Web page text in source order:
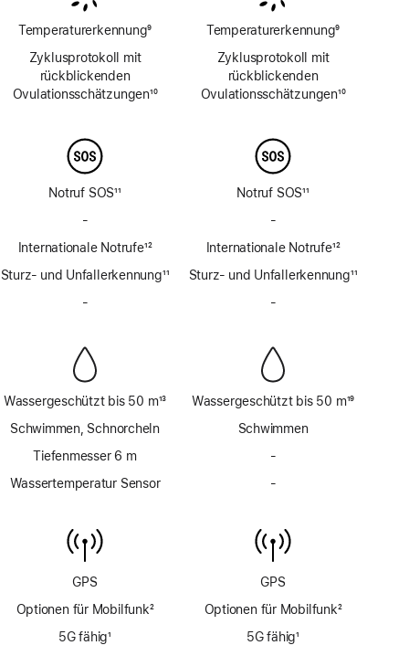
Temperaturerkennung9
Zyklusprotokoll mit
rückblickenden
Ovulations­schätzungen10
Notruf SOS11
-
SOS
über
Internationale Notrufe12
Sturz- und Unfallerkennung11
-
Wassergeschützt bis 50 m13
Schwimmen, Schnorcheln
Tiefenmesser 6 m
Wassertemperatur Sensor
GPS
Optionen für Mobilfunk2
5G fähig1
Temperaturerkennung9
Zyklusprotokoll mit
rückblickenden
Ovulations­schätzungen10
Notruf SOS11
-
SOS
über
Internationale Notrufe12
Sturz- und Unfallerkennung11
-
Wassergeschützt bis 50 m19
Schwimmen
-
-
GPS
Optionen für Mobilfunk2
5G fähig1